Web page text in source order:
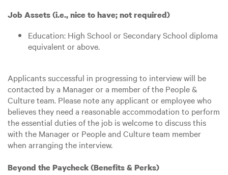
Job Assets (i.e., nice to have; not required)
Education: High School or Secondary School diploma
equivalent or above.
Applicants successful in progressing to interview will be
contacted by a Manager or a member of the People &
Culture team. Please note any applicant or employee who
believes they need a reasonable accommodation to perform
the essential duties of the job is welcome to discuss this
with the Manager or People and Culture team member
when arranging the interview.
Beyond the Paycheck (Benefits & Perks)